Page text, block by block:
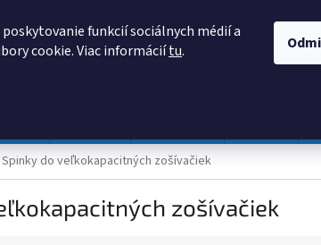
funkcií sociálnych médií a
cookie. Viac informáciítu.
Spinky do veľkokapacitných zošívačiek
zošívačiek